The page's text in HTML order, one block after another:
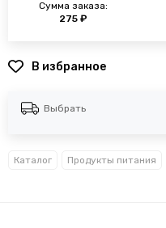
Сумма заказа:
275 ₽
В избранное
Выбрать
Каталог Продукты питания